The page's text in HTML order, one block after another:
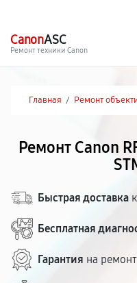
CanonASC
Ремонт техники Canon
Главная / Ремонт
Ремонт Canon
Быстрая доставка
Бесплатная
Гарантия на